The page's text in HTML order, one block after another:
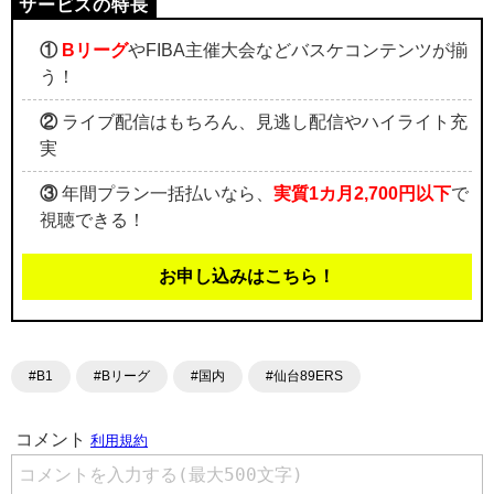
① BリーグやFIBA主催大会などバスケコンテンツが揃
う！
②ライブ配信はもちろん、見逃し配信やハイライト充
実
③年間プラン一括払いなら、 実質1カ月2,700円以下で
視聴できる！
お申し込みはこちら！
#B1 #Bリーグ #国内 #仙台89ERS